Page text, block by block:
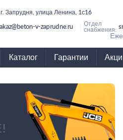
г. Запрудня, улица Ленина, 1с16
v-zaprudne.ru
Отдел
снабжения:
Каталог Гарантии